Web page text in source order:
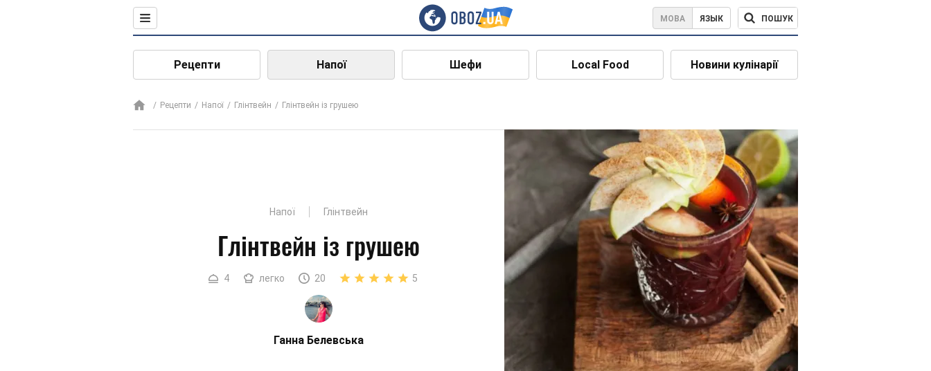
МОВА ЯЗЫК ПОШУК
Рецепти Напої Шефи Local Food Новини кулінарії
Рецепти Напої Глінтвейн Глінтвейн із грушею
Напої Глінтвейн
Глінтвейн із грушею
4 легко 20 5
Ганна Белевська